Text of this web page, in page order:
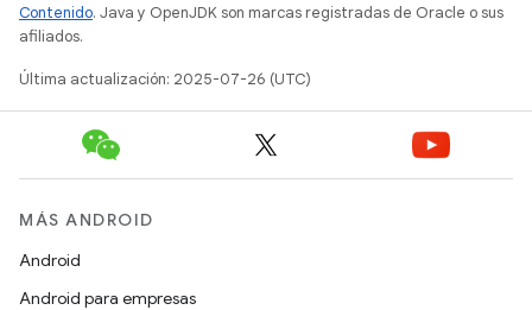
Contenido. Java y OpenJDK son marcas registradas de Oracle o sus
afiliados.
Última actualización: 2025-07-26 (UTC)
MÁS ANDROID
Android
Android para empresas